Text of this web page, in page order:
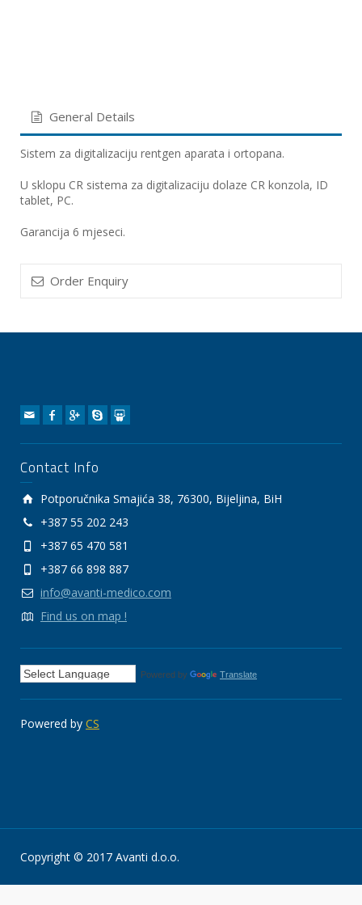
General Details
Sistem za digitalizaciju rentgen aparata i ortopana.
U sklopu CR sistema za digitalizaciju dolaze CR konzola, ID
tablet, PC.
Garancija 6 mjeseci.
Order Enquiry
Contact Info
Potporučnika Smajića 38, 76300, Bijeljina, BiH
+387 55 202 243
+387 65 470 581
+387 66 898 887
info@avanti-medico.com
Find us on map !
Powered by Translate
Powered by CS
Copyright © 2017 Avanti d.o.o.